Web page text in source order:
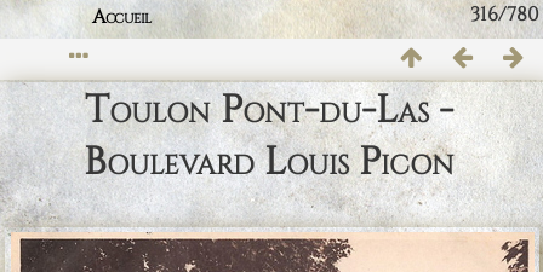
316/780
Accueil
Toulon Pont-du-Las -
Boulevard Louis Picon